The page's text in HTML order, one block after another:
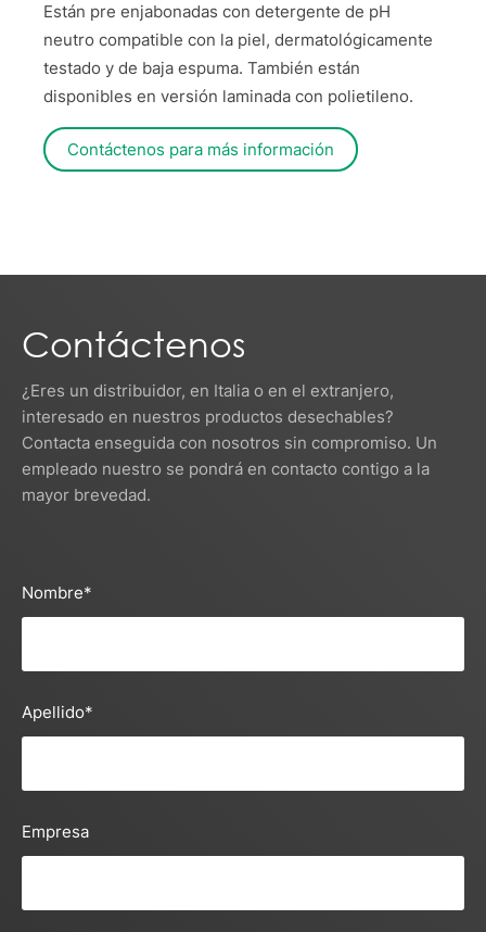
Están pre enjabonadas con detergente de pH
neutro compatible con la piel, dermatológicamente
testado y de baja espuma. También están
disponibles en versión laminada con polietileno.
Contáctenos para más información
Contáctenos
¿Eres un distribuidor, en Italia o en el extranjero,
interesado en nuestros productos desechables?
Contacta enseguida con nosotros sin compromiso. Un
empleado nuestro se pondrá en contacto contigo a la
mayor brevedad.
Nombre*
Apellido*
Empresa